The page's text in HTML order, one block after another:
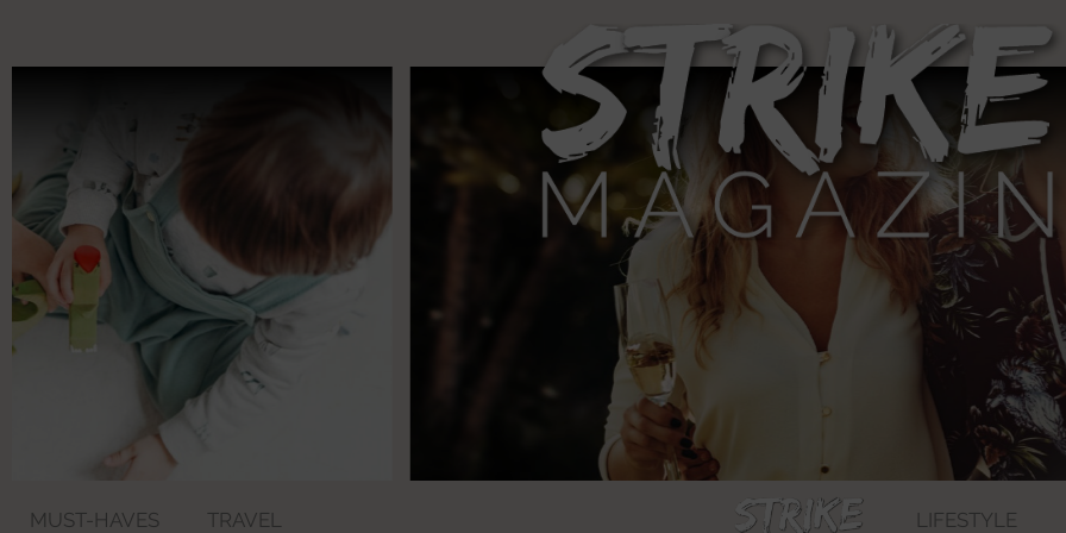
MUST-HAVES TRAVEL LIFESTYLE